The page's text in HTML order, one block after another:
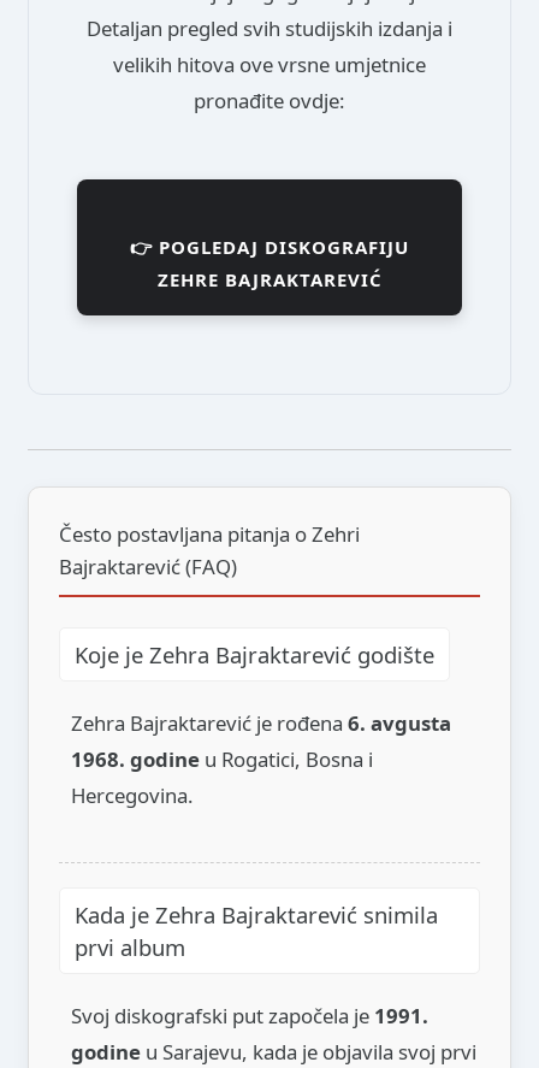
Detaljan pregled svih studijskih izdanja i
velikih hitova ove vrsne umjetnice
pronađite ovdje:
👉 POGLEDAJ DISKOGRAFIJU
ZEHRE BAJRAKTAREVIĆ
Često postavljana pitanja o Zehri
Bajraktarević (FAQ)
Koje je Zehra Bajraktarević godište
Zehra Bajraktarević je rođena 6. avgusta
1968. godineu Rogatici, Bosna i
Hercegovina.
Kada je Zehra Bajraktarević snimila
prvi album
Svoj diskografski put započela je 1991.
godineu Sarajevu, kada je objavila svoj prvi